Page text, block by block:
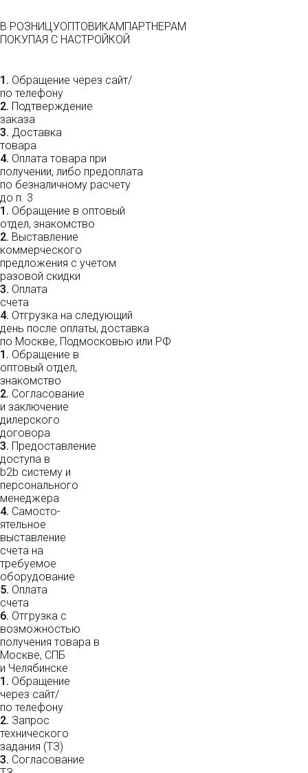
В РОЗНИЦУОПТОВИКАМ ПАРТНЕРАМ
ПОКУПАЯ С НАСТРОЙКОЙ
1. Обращение через сайт/
по телефону
2. Подтверждение
заказа
3. Доставка
товара
4. Оплата товара при
получении, либо предоплата
по безналичному расчету
до п. 3
1. Обращение в оптовый
отдел, знакомство
2. Выставление
коммерческого
предложения с учетом
разовой скидки
3. Оплата
счета
4. Отгрузка на следующий
день после оплаты, доставка
по Москве, Подмосковью или РФ
1. Обращение в
оптовый отдел,
знакомство
2. Согласование
и заключение
дилерского
договора
3. Пре­до­ста­вле­ние
доступа в
b2b систему и
персо­нального
мене­джера
4. Само­сто­-
ятель­ное
выставление
счета на
требуемое
оборудование
5. Оплата
счета
6. Отгрузка с
возможностью
получения товара в
Москве, СПБ
и Челябинске
1. Обращение
через сайт/
по телефону
2. Запрос
технического
задания (ТЗ)
3. Согласование